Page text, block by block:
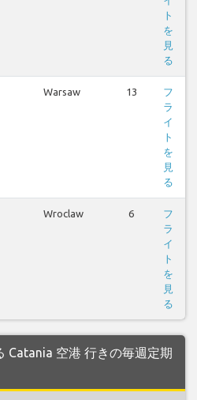
ト
を
見
る
Warsaw 13
フ
ラ
イ
ト
を
見
る
Wroclaw 6
フ
ラ
イ
ト
を
見
る
Catania 空港 行きの毎週定期